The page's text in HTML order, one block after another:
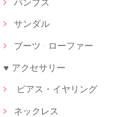
サンダル
ブーツ · ローファー
♥ アクセサリー
ピアス・イヤリング
ネックレス